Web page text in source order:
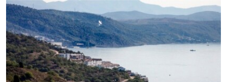
пошуку
ІНТЕРВ'Ю
ВСЕ ЗА ДЕНЬ
СПЕЦПРОЕКТИ
ДЕПОРТАЦІЯ
ВІДЕОУРОКИ «ELIFBE»
ЯК ОБІЙТИ БЛОКУВАННЯ